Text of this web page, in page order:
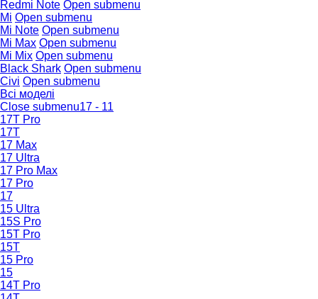
Redmi Note Open submenu
Mi Open submenu
Mi Note Open submenu
Mi Max Open submenu
Mi Mix Open submenu
Black Shark Open submenu
Civi Open submenu
Всі моделі
Close submenu17 - 11
17T Pro
17T
17 Max
17 Ultra
17 Pro Max
17 Pro
17
15 Ultra
15S Pro
15T Pro
15T
15 Pro
15
14T Pro